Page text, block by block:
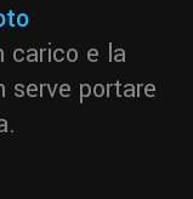
carico e la
portare